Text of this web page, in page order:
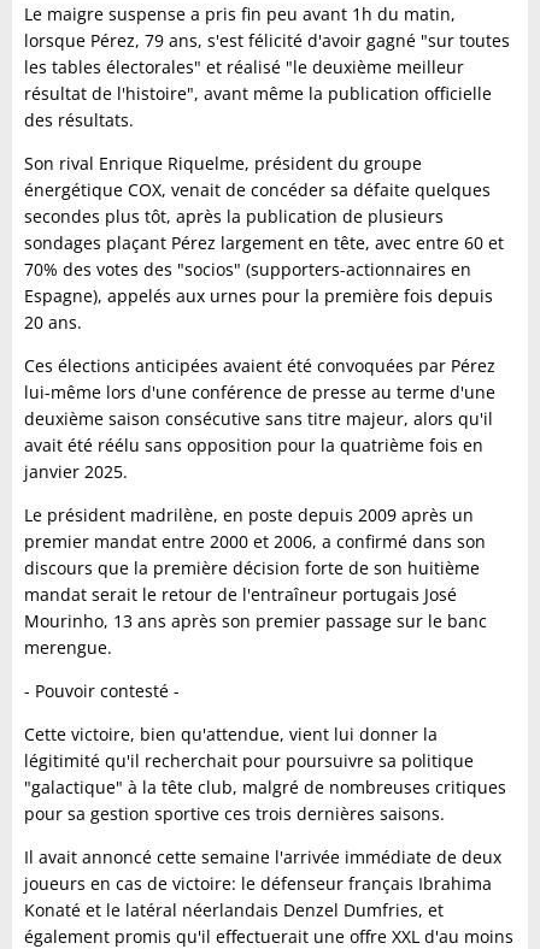
Le maigre suspense a pris fin peu avant 1h du matin,
lorsque Pérez, 79 ans, s'est félicité d'avoir gagné "sur toutes
les tables électorales" et réalisé "le deuxième meilleur
résultat de l'histoire", avant même la publication officielle
des résultats.
Son rival Enrique Riquelme, président du groupe
énergétique COX, venait de concéder sa défaite quelques
secondes plus tôt, après la publication de plusieurs
sondages plaçant Pérez largement en tête, avec entre 60 et
70% des votes des "socios" (supporters-actionnaires en
Espagne), appelés aux urnes pour la première fois depuis
20 ans.
Ces élections anticipées avaient été convoquées par Pérez
lui-même lors d'une conférence de presse au terme d'une
deuxième saison consécutive sans titre majeur, alors qu'il
avait été réélu sans opposition pour la quatrième fois en
janvier 2025.
Le président madrilène, en poste depuis 2009 après un
premier mandat entre 2000 et 2006, a confirmé dans son
discours que la première décision forte de son huitième
mandat serait le retour de l'entraîneur portugais José
Mourinho, 13 ans après son premier passage sur le banc
merengue.
- Pouvoir contesté -
Cette victoire, bien qu'attendue, vient lui donner la
légitimité qu'il recherchait pour poursuivre sa politique
"galactique" à la tête club, malgré de nombreuses critiques
pour sa gestion sportive ces trois dernières saisons.
Il avait annoncé cette semaine l'arrivée immédiate de deux
joueurs en cas de victoire: le défenseur français Ibrahima
Konaté et le latéral néerlandais Denzel Dumfries, et
également promis qu'il effectuerait une offre XXL d'au moins